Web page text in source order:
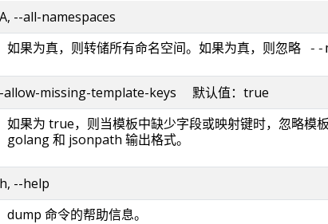
--all-namespaces
如果为真，则转储所有命名空间。如果为真，则忽略
--
allow-missing-template-keys 默认值：true
如果为 true，则当模板中缺少字段或映射键时，忽略模
golang 和 jsonpath 输出格式。
--help
dump 命令的帮助信息。